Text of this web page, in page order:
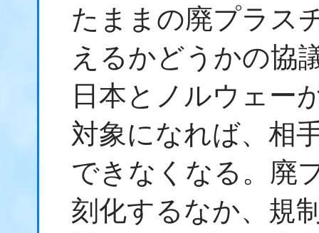
たままの廃プラス
えるかどうかの協
日本とノルウェー
対象になれば、相
できなくなる。廃
刻化するなか、規